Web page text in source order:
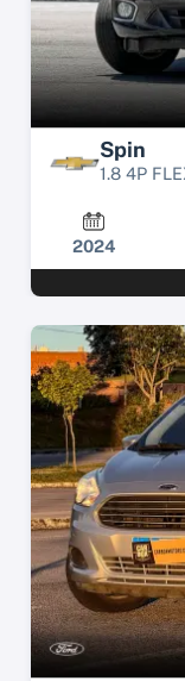
Spin
1.8 4P
2024